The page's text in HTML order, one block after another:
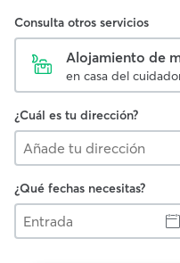
Consulta otros servicios
Alojamiento de
en casa del
¿Cuál es tu dirección?
¿Qué fechas necesitas?
Entrada